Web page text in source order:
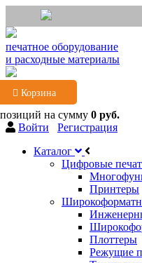
печатное оборудование
и расходные материалы
Корзина
на сумму 0 руб.
Войти
Регистрация
Каталог
Цифровые
Принтеры
Плоттеры
Режущие